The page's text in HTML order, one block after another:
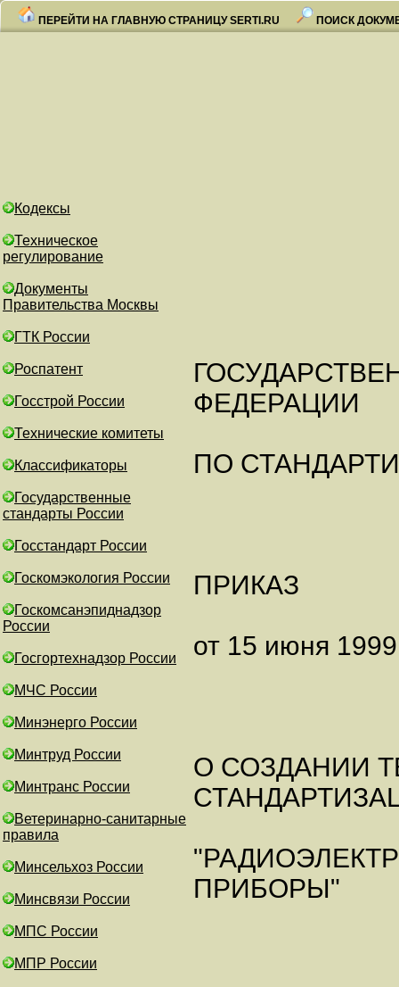
ПЕРЕЙТИ НА ГЛАВНУЮ СТРАНИЦУ SERTI.RU ПОИСК
Кодексы
Техническое
регулирование
Документы
Правительства Москвы
ГТК России
Роспатент
Госстрой России
Технические комитеты
Классификаторы
Государственные
стандарты России
Госстандарт России
Госкомэкология России
Госкомсанэпиднадзор
России
Госгортехнадзор России
МЧС России
Минэнерго России
Минтруд России
Минтранс России
Ветеринарно-санитарные
правила
Минсельхоз России
Минсвязи России
МПС России
МПР России
ФЕДЕРАЦИИ
ПО
ПРИКАЗ
от 15 июня 1999
О СОЗДАНИИ
ПРИБОРЫ"